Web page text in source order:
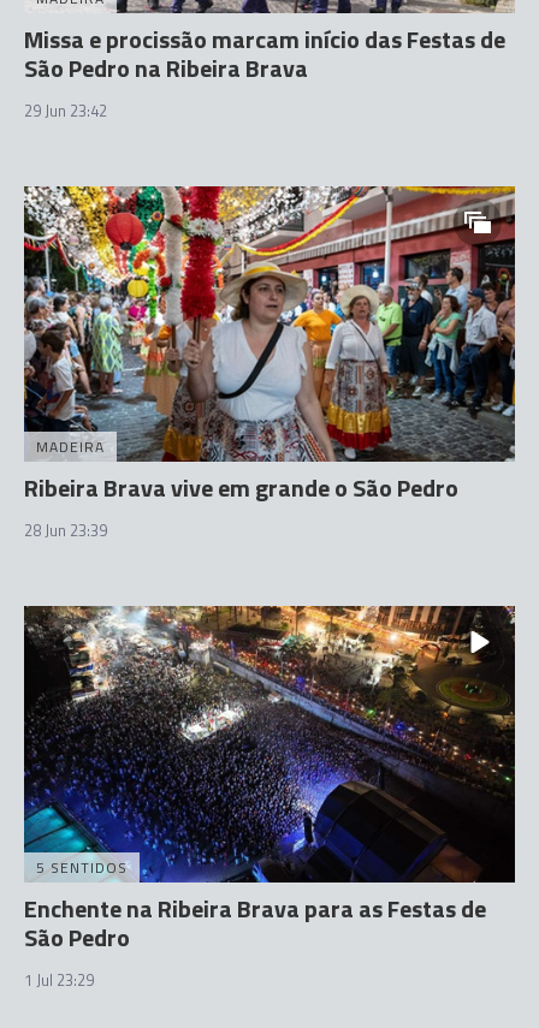
Missa e procissão marcam início das Festas de
São Pedro na Ribeira Brava
29 Jun 23:42
MADEIRA
Ribeira Brava vive em grande o São Pedro
28 Jun 23:39
5 SENTIDOS
Enchente na Ribeira Brava para as Festas de
São Pedro
1 Jul 23:29